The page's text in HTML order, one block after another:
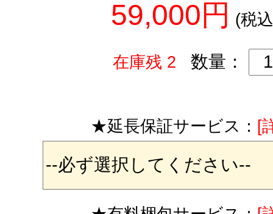
59,000円 (税
在庫残 2 数量：
★延長保証サービス： [